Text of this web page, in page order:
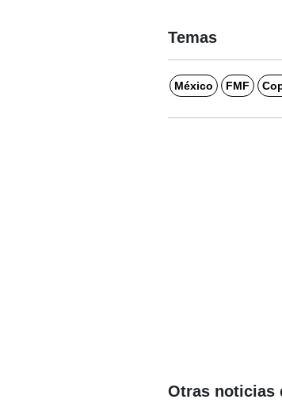
Temas
México FMF
Otras noticias